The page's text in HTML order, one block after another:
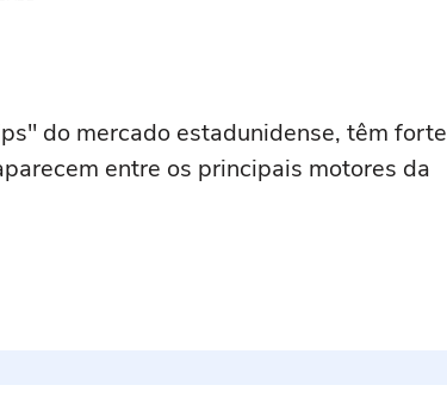
do mercado estadunidense, têm forte
entre os principais motores da